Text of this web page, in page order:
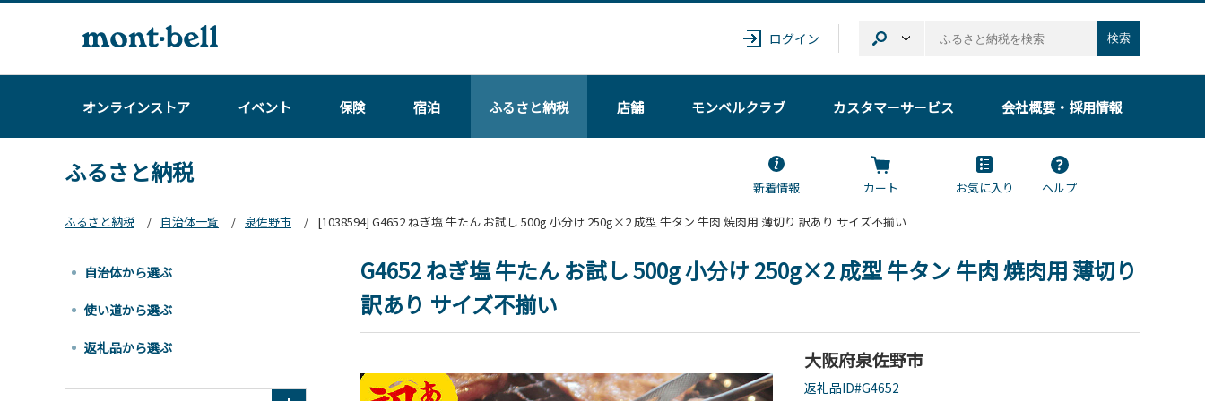
ログイン 検索
オンラインストア イベント 保険 宿泊 ふるさと納税 店舗 モンベルクラブ カスタマーサービス 会社概要・採用情報
ふるさと納税
新着情報 カート お気に入り
ヘルプ
ふるさと納税
自治体一覧 泉佐野市 [1038594] G4652 ねぎ塩 牛たん お試し 500g 小分け 250g×2 成型 牛タン 牛肉 焼肉用 薄切り 訳あり サイズ不揃い
G4652 ねぎ塩 牛たん お試し 500g 小分け 250g×2 成型 牛タン 牛肉 焼肉用 薄切り
訳あり サイズ不揃い
大阪府泉佐野市
返礼品ID#G4652
自治体から選ぶ
使い道から選ぶ
返礼品から選ぶ